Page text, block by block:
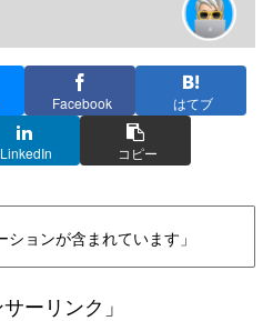
Facebook はてブ
LinkedIn コピー
ションが含まれています」
サーリンク」